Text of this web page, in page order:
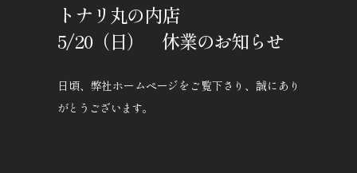
トナリ丸の内店
5/20（日） 休業のお知らせ
日頃、弊社ホームページをご覧下さり、誠にあり
がとうございます。